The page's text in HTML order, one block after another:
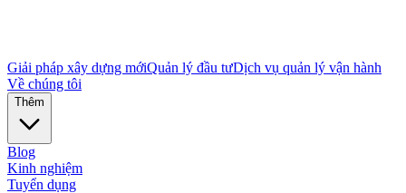
Giải pháp xây dựng mớiQuản lý đầu tưDịch vụ quản lý vận hành
Về chúng tôi
Thêm
Blog
Kinh nghiệm
Tuyển dụng